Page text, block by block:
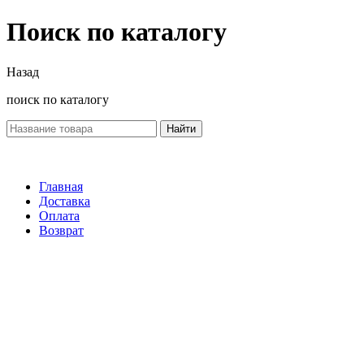
Поиск по каталогу
Назад
поиск по каталогу
Найти
Главная
Доставка
Оплата
Возврат